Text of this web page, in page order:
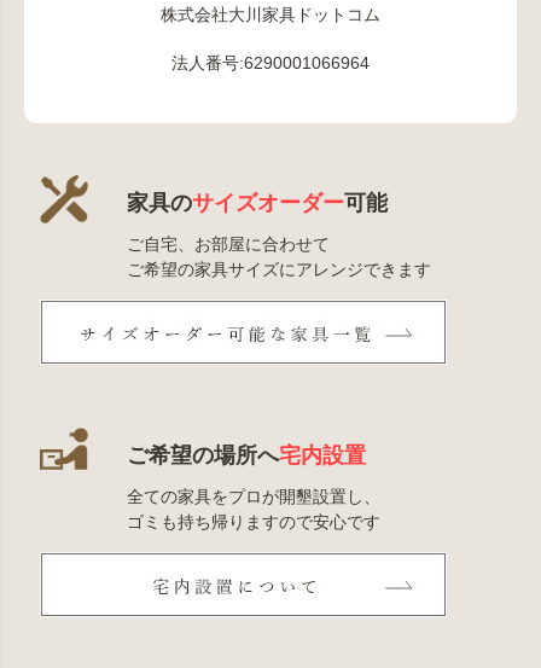
株式会社大川家具ドットコム
法人番号:6290001066964
家具のサイズオーダー可能
ご自宅、お部屋に合わせて
ご希望の家具サイズにアレンジできます
ご希望の場所へ宅内設置
全ての家具をプロが開墾設置し、
ゴミも持ち帰りますので安心です